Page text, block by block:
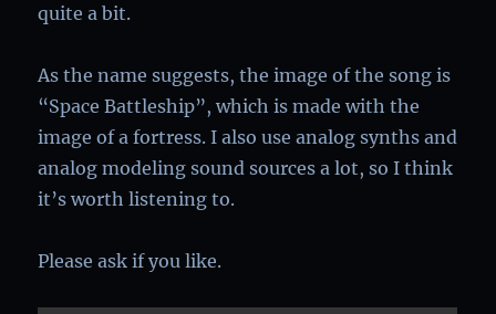
quite a bit.
As the name suggests, the image of the song is
“Space Battleship”, which is made with the
image of a fortress. I also use analog synths and
analog modeling sound sources a lot, so I think
it’s worth listening to.
Please ask if you like.